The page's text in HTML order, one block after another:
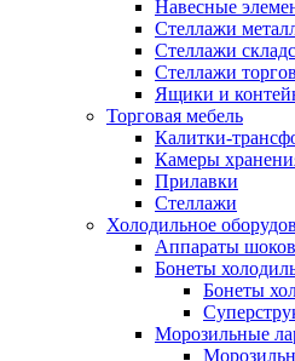
Навесные
Стеллажи
Стеллажи
Стеллажи
Ящики и
Торговая мебель
Калитки-
Камеры
Прилавки
Стеллажи
Холодильное
Аппараты
Бонеты
Бонеты
Морозильные